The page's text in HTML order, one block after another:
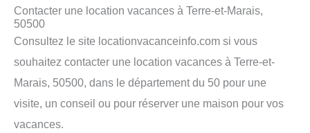
Contacter une location vacances à Terre-et-Marais,
50500
Consultez le site locationvacanceinfo.com si vous
souhaitez contacter une location vacances à Terre-et-
Marais, 50500, dans le département du 50 pour une
visite, un conseil ou pour réserver une maison pour vos
vacances.